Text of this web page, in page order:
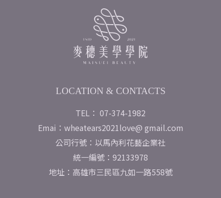
LOCATION & CONTACTS
TEL： 07-374-1982
Emai：wheatears2021love@ gmail.com
公司行號：以馬內利花藝企業社
統一編號：92133978
地址：高雄市三民區九如一路558號